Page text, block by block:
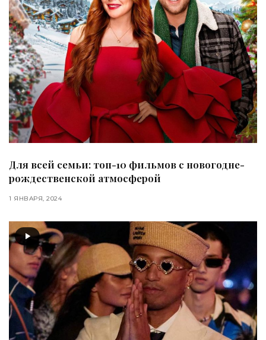
Для всей семьи: топ-10 фильмов с новогодне-
рождественской атмосферой
1 ЯНВАРЯ, 2024